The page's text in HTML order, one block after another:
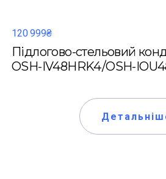
120 999₴
Підлогово-стельовий
OSH-IV48HRK4/OSH-